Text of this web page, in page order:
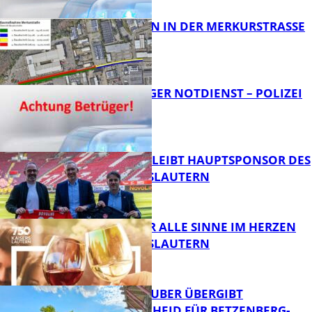
FB News
BAUARBEITEN IN DER MERKURSTRASSE
FB News
FRAGWÜRDIGER NOTDIENST – POLIZEI
WARNT
FB News
NOVOLINE BLEIBT HAUPTSPONSOR DES
1. FC KAISERSLAUTERN
GENÜSSE FÜR ALLE SINNE IM HERZEN
VON KAISERSLAUTERN
MINISTER TEUBER ÜBERGIBT